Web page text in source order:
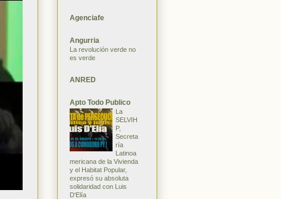
Agenciafe
Angurria
La revolución verde no
es verde
ANRED
Apto Todo Publico
La
SELVIH
P,
Secreta
ría
Latinoa
mericana de la Vivienda
y el Habitat Popular,
expresó su absoluta
solidaridad con Luis
D'Elía